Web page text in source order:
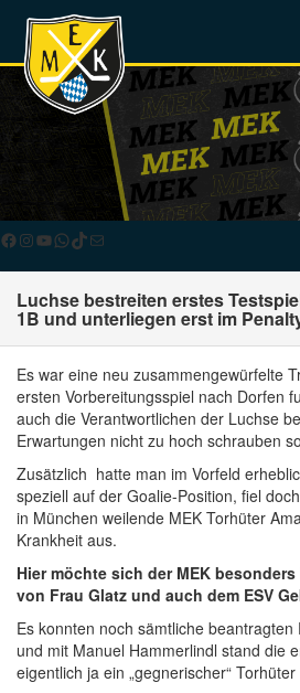
Facebook
Instagram
YouTube
WhatsApp
TikTok
E-Mail
Luchse bestreiten erstes
1B und unterliegen erst im
Es war eine neu zusammengewürfelte
ersten Vorbereitungsspiel nach Dorfen
auch die Verantwortlichen der Luchse
Erwartungen nicht zu hoch schrauben
Zusätzlich hatte man im Vorfeld
speziell auf der Goalie-Position, fiel
in München weilende MEK Torhüter
Krankheit aus.
Hier möchte sich der MEK
von Frau Glatz und auch dem ESV
Es konnten noch sämtliche
und mit Manuel Hammerlindl stand die
eigentlich ja ein „gegnerischer“